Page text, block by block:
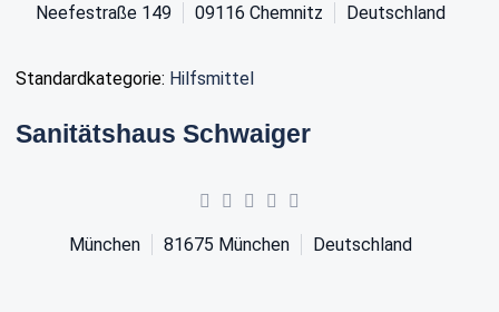
Neefestraße 149 09116 Chemnitz Deutschland
Standardkategorie: Hilfsmittel
Sanitätshaus Schwaiger
München 81675 München Deutschland